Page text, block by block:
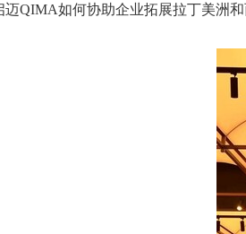
QIMA如何协助企业拓展拉丁美洲和